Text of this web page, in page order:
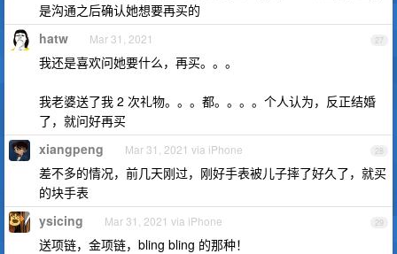
是沟通之后确认她想要再买的
27
hatw Mar 31, 2021
我还是喜欢问她要什么，再买。。。
我老婆送了我 2 次礼物。。。都。。。。个人认为，反正结婚
了，就问好再买
28
xiangpeng Mar 31, 2021 via iPhone
差不多的情况，前几天刚过，刚好手表被儿子摔了好久了，就买
的块手表
29
ysicing Mar 31, 2021 via iPhone
送项链，金项链，bling bling 的那种！